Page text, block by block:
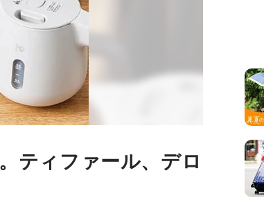
ティファール、デロ